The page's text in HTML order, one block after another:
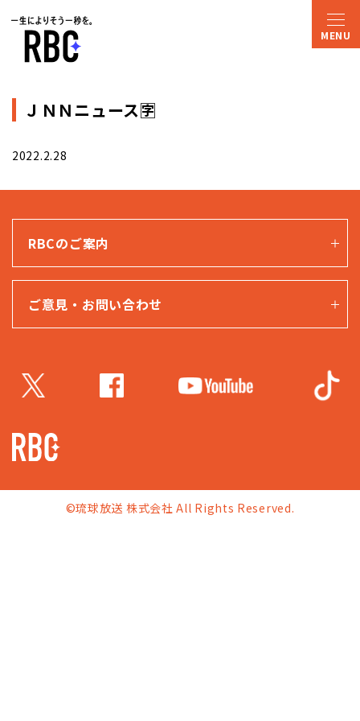
ＪＮＮニュース🈑
2022.2.28
RBCのご案内
ご意見・お問い合わせ
©琉球放送 株式会社 All Rights Reserved.